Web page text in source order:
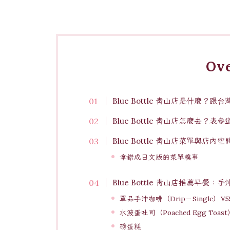
Blue Bottle 青山店是什麼？跟台
Blue Bottle 青山店怎麼去？表參
Blue Bottle 青山店菜單與店內空
拿錯成日文版的菜單糗事
Blue Bottle 青山店推薦早餐：手
單品手沖咖啡（Drip－Single）
水波蛋吐司（Poached Egg
磅蛋糕